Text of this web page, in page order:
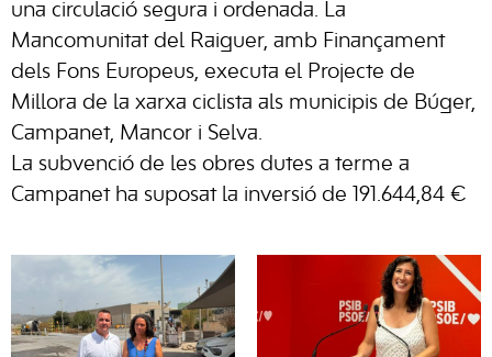
una circulació segura i ordenada. La
Mancomunitat del Raiguer, amb Finançament
dels Fons Europeus, executa el Projecte de
Millora de la xarxa ciclista als municipis de Búger,
Campanet, Mancor i Selva.
La subvenció de les obres dutes a terme a
Campanet ha suposat la inversió de 191.644,84 €